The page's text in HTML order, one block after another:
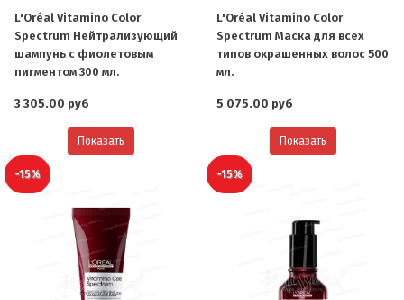
L'Oréal Vitamino Color
Spectrum Нейтрализующий
шампунь с фиолетовым
пигментом 300 мл.
3 305.00 руб
Показать
L'Oréal Vitamino Color
Spectrum Маска для всех
типов окрашенных волос 500
мл.
5 075.00 руб
Показать
-15% -15%